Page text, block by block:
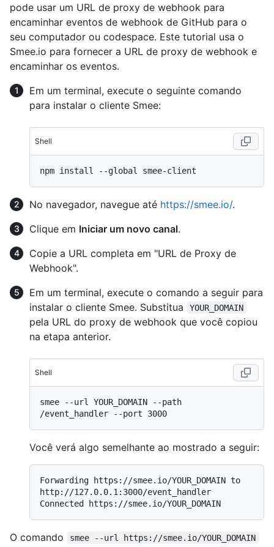
pode usar um URL de proxy de webhook para
encaminhar eventos de webhook de GitHub para o
seu computador ou codespace. Este tutorial usa o
Smee.io para fornecer a URL de proxy de webhook e
encaminhar os eventos.
Em um terminal, execute o seguinte comando
para instalar o cliente Smee:
Shell
No navegador, navegue até https://smee.io/.
Clique em Iniciar um novo canal.
Copie a URL completa em "URL de Proxy de
Webhook".
Em um terminal, execute o comando a seguir para
instalar o cliente Smee. Substitua
YOUR_DOMAIN
pela URL do proxy de webhook que você copiou
na etapa anterior.
Shell
smee --url YOUR_DOMAIN --path
Você verá algo semelhante ao mostrado a seguir:
Forwarding https://smee.io/YOUR_DOMAIN to
http://127.0.0.1:3000/event_handler
O comando smee --url https://smee.io/YOUR_DOMAIN